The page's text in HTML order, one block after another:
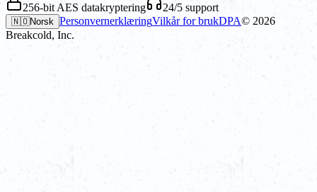
256-bit AES datakryptering 24/5 support
🇳🇴Norsk PersonvernerklæringVilkår for brukDPA© 2026
Breakcold, Inc.